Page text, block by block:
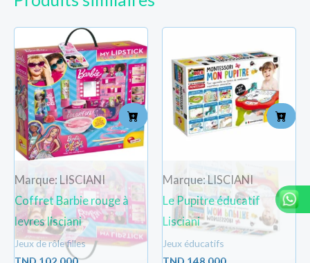
Marque: LISCIANI
Coffret Barbie rouge à
levres lisciani
Jeux de rôle filles
Marque: LISCIANI
Le Pupitre éducatif
Lisciani
Jeux éducatifs